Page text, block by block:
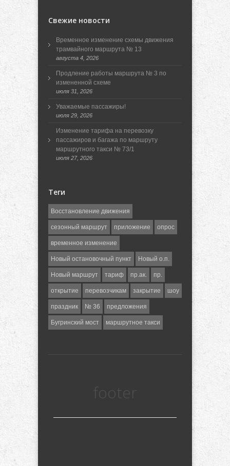
Свежие новости
Временное изменение схемы движения
трамвайного маршрута № 13
августа 4, 2026
Продление работы маршрута № 3 по
измененной схеме
июля 31, 2026
Уважаемые пассажиры!
июля 29, 2026
Изменение тарифа на перевозку
пассажиров и багажа по маршруту
маршрутного такси № 73/1
июля 27, 2026
Теги
Восстановление движения
сезонный маршрут приложение опрос
временное изменение
Новый остановочный пункт Новый о.п.
Новый маршрут тариф пр.ак. пр.
открытие перевозчикам закрытие шоу
праздник № 36 предложения
Бугринский мост маршрутное такси
footer